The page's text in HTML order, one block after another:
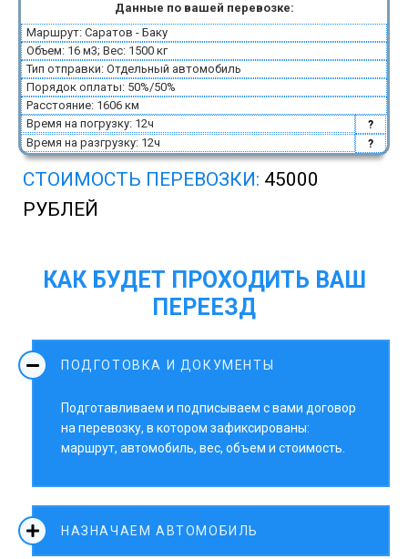
Данные по вашей перевозке:
Маршрут: Саратов - Баку
Объем: 16 м3; Вес: 1500 кг
Тип отправки: Отдельный автомобиль
Порядок оплаты: 50%/50%
Расстояние: 1606 км
Время на погрузку: 12ч
?
Время на разгрузку: 12ч ?
СТОИМОСТЬ ПЕРЕВОЗКИ: 45000
РУБЛЕЙ
КАК БУДЕТ ПРОХОДИТЬ ВАШ
ПЕРЕЕЗД
ПОДГОТОВКА И ДОКУМЕНТЫ
Подготавливаем и подписываем с вами договор
на перевозку, в котором зафиксированы:
маршрут, автомобиль, вес, объем и стоимость.
НАЗНАЧАЕМ АВТОМОБИЛЬ